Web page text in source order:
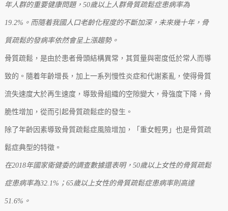
年人群的重要健康問題，50歲以上人群骨質疏鬆症患病率為
19.2%。而隨着我國人口老齡化程度的不斷加深，未來幾十年，骨
質疏鬆的發病率依然會呈上漲趨勢。
骨質疏鬆，是由於患者骨頭結構異常，其質量與密度低於常人而導
致的。隨着年齡增長，加上一系列慢性炎症和代謝紊亂，使得骨質
流失速度大於再生速度，導致骨組織的空隙變大，骨強度下降，骨
脆性增加，從而引起骨質疏鬆症的發生。
除了年齡因素導致骨質疏鬆症風險增加，「重女輕男」也是骨質疏
鬆症典型的特徵。
在2018年國家衛健委的調查數據還表明，50歲以上女性的骨質疏鬆
症患病率為32.1%；65歲以上女性的骨質疏鬆症患病率則高達
51.6%。